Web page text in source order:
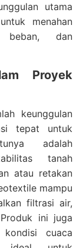
utama
menahan
beban, dan
Proyek
keunggulan
tepat untuk
adalah
tanah
atau retakan
mampu
filtrasi air,
ini juga
cuaca